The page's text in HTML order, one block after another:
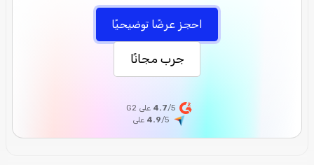
احجز عرضًا توضيحيًا
جرب مجانًا
4.7/5 على G2
4.9/5 على